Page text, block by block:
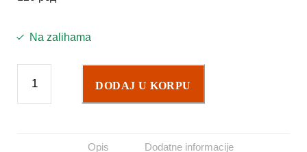
Na zalihama
DODAJ U KORPU
Opis Dodatne informacije